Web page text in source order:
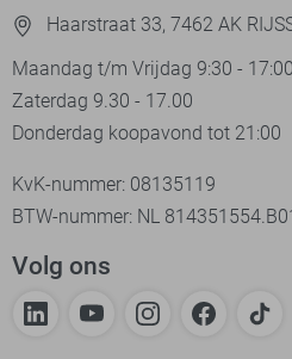
Haarstraat 33, 7462 AK
Maandag t/m Vrijdag 9:30 - 17:00
Zaterdag 9.30 - 17.00
Donderdag koopavond tot 21:00
KvK-nummer: 08135119
BTW-nummer: NL
Volg ons